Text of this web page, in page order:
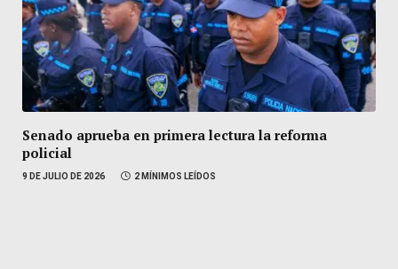
Senado aprueba en primera lectura la reforma
policial
9 DE JULIO DE 2026 2 MÍNIMOS LEÍDOS